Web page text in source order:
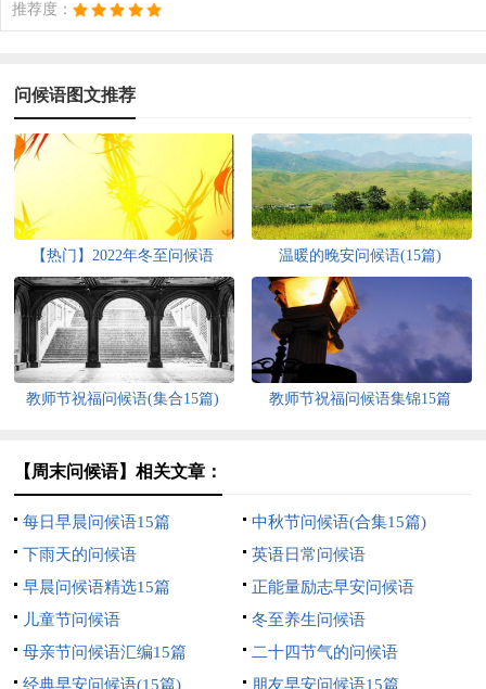
推荐度：
问候语图文推荐
【热门】2022年冬至问候语 温暖的晚安问候语(15篇)
教师节祝福问候语(集合15篇) 教师节祝福问候语集锦15篇
【周末问候语】相关文章：
每日早晨问候语15篇
中秋节问候语(合集15篇)
下雨天的问候语
英语日常问候语
早晨问候语精选15篇
正能量励志早安问候语
儿童节问候语
冬至养生问候语
母亲节问候语汇编15篇
二十四节气的问候语
经典早安问候语(15篇)
朋友早安问候语15篇